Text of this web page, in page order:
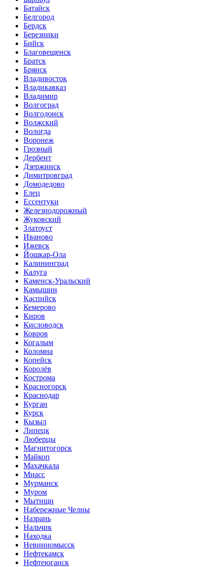
Батайск
Белгород
Бердск
Березники
Бийск
Благовещенск
Братск
Брянск
Владивосток
Владикавказ
Владимир
Волгоград
Волгодонск
Волжский
Вологда
Воронеж
Грозный
Дербент
Дзержинск
Димитровград
Домодедово
Елец
Ессентуки
Железнодорожный
Жуковский
Златоуст
Иваново
Ижевск
Йошкар-Ола
Калининград
Калуга
Каменск-Уральский
Камышин
Каспийск
Кемерово
Киров
Кисловодск
Ковров
Когалым
Коломна
Копейск
Королёв
Кострома
Красногорск
Краснодар
Курган
Курск
Кызыл
Липецк
Люберцы
Магнитогорск
Майкоп
Махачкала
Миасс
Мурманск
Муром
Мытищи
Набережные Челны
Назрань
Нальчик
Находка
Невинномысск
Нефтекамск
Нефтеюганск